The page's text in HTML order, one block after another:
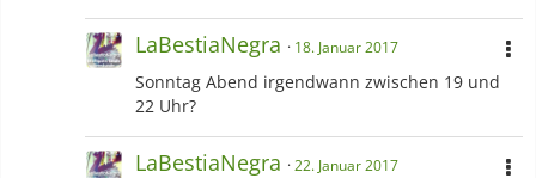
LaBestiaNegra 18. Januar 2017
Sonntag Abend irgendwann zwischen 19 und
22 Uhr?
LaBestiaNegra 22. Januar 2017